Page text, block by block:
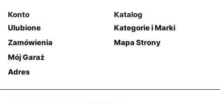
Konto
Ulubione
Zamówienia
Mój Garaż
Adres
Katalog
Kategorie i Marki
Mapa Strony